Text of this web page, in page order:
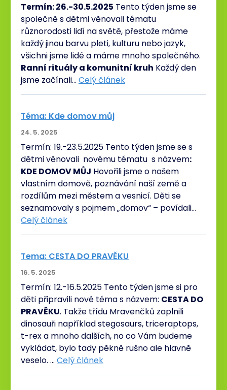
Termín: 26.-30.5.2025 Tento týden jsme se
společně s dětmi věnovali tématu
různorodosti lidí na světě, přestože máme
každý jinou barvu pleti, kulturu nebo jazyk,
všichni jsme lidé a máme mnoho společného.
Ranní rituály a komunitní kruh Každý den
jsme začínali… Celý článek
Téma: Kde domov můj
24. 5. 2025
Termín: 19.-23.5.2025 Tento týden jsme se s
dětmi věnovali novému tématu s názvem:
KDE DOMOV MŮJ Hovořili jsme o našem
vlastním domově, poznávání naší země a
rozdílům mezi městem a vesnicí. Děti se
seznamovaly s pojmem „domov“ – povídali…
Celý článek
Tema: CESTA DO PRAVĚKU
16. 5. 2025
Termín: 12.-16.5.2025 Tento týden jsme si pro
děti připravili nové téma s názvem: CESTA DO
PRAVĚKU. Takže třídu Mravenčků zaplnili
dinosauři například stegosaurs, triceraptops,
t-rex a mnoho dalších, no co Vám budeme
vykládat, bylo tady pěkně rušno ale hlavně
veselo. … Celý článek